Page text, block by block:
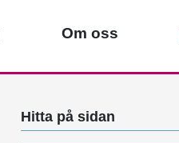
Om oss
Hitta på sidan